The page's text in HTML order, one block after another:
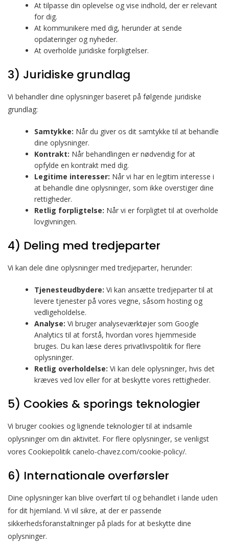
At tilpasse din oplevelse og vise indhold, der er relevant
for dig.
At kommunikere med dig, herunder at sende
opdateringer og nyheder.
At overholde juridiske forpligtelser.
3) Juridiske grundlag
Vi behandler dine oplysninger baseret på følgende juridiske
grundlag:
Samtykke: Når du giver os dit samtykke til at behandle
dine oplysninger.
Kontrakt: Når behandlingen er nødvendig for at
opfylde en kontrakt med dig.
Legitime interesser: Når vi har en legitim interesse i
at behandle dine oplysninger, som ikke overstiger dine
rettigheder.
Retlig forpligtelse: Når vi er forpligtet til at overholde
lovgivningen.
4) Deling med tredjeparter
Vi kan dele dine oplysninger med tredjeparter, herunder:
Tjenesteudbydere: Vi kan ansætte tredjeparter til at
levere tjenester på vores vegne, såsom hosting og
vedligeholdelse.
Analyse: Vi bruger analyseværktøjer som Google
Analytics til at forstå, hvordan vores hjemmeside
bruges. Du kan læse deres privatlivspolitik for flere
oplysninger.
Retlig overholdelse: Vi kan dele oplysninger, hvis det
kræves ved lov eller for at beskytte vores rettigheder.
5) Cookies & sporings teknologier
Vi bruger cookies og lignende teknologier til at indsamle
oplysninger om din aktivitet. For flere oplysninger, se venligst
vores Cookiepolitik canelo-chavez.com/cookie-policy/.
6) Internationale overførsler
Dine oplysninger kan blive overført til og behandlet i lande uden
for dit hjemland. Vi vil sikre, at der er passende
sikkerhedsforanstaltninger på plads for at beskytte dine
oplysninger.